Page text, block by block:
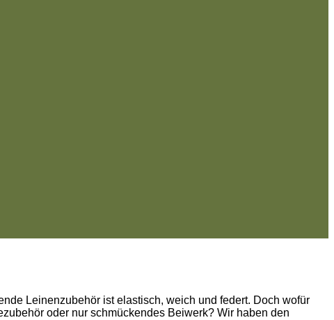
Leinenzubehör ist elastisch, weich und federt. Doch wofür
oder nur schmückendes Beiwerk? Wir haben den